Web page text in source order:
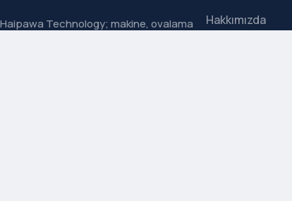
Haipawa Technology; makine, ovalama
Hakkımızda